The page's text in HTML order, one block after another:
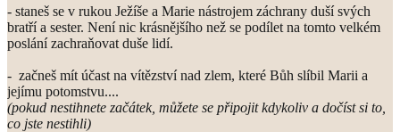
- staneš se v rukou Ježíše a Marie nástrojem záchrany duší svých
bratří a sester. Není nic krásnějšího než se podílet na tomto velkém
poslání zachraňovat duše lidí.
- začneš mít účast na vítězství nad zlem, které Bůh slíbil Marii a
jejímu potomstvu....
(pokud nestihnete začátek, můžete se připojit kdykoliv a dočíst si to,
co jste nestihli)